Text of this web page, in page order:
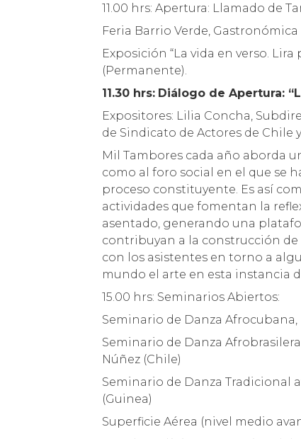
11.00 hrs: Apertura: Llamado de
Feria Barrio Verde,
Exposición “La vida en verso.
(Permanente).
11.30 hrs: Diálogo de Apertura:
Expositores: Lilia Concha,
de Sindicato de Actores de
Mil Tambores cada año aborda
como al foro social en el que se
proceso constituyente. Es así
actividades que fomentan la
asentado, generando una
contribuyan a la construcción
con los asistentes en torno a
mundo el arte en esta instancia
15.00 hrs: Seminarios Abiertos:
Seminario de Danza
Seminario de Danza
Núñez (Chile)
Seminario de Danza Tradicional
(Guinea)
Superficie Aérea (nivel medio